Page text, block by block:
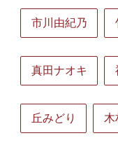
市川由紀乃
真田ナオキ
丘みどり 木